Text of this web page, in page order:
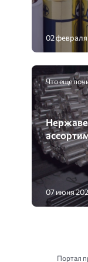
02
Что еще
07 июня
Портал